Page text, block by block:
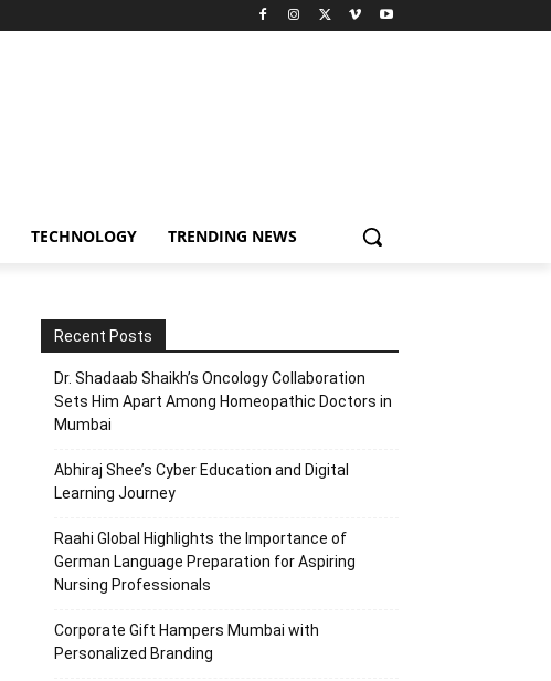
TECHNOLOGY TRENDING NEWS
Recent Posts
Dr. Shadaab Shaikh’s Oncology Collaboration
Sets Him Apart Among Homeopathic Doctors in
Mumbai
Abhiraj Shee’s Cyber Education and Digital
Learning Journey
Raahi Global Highlights the Importance of
German Language Preparation for Aspiring
Nursing Professionals
Corporate Gift Hampers Mumbai with
Personalized Branding